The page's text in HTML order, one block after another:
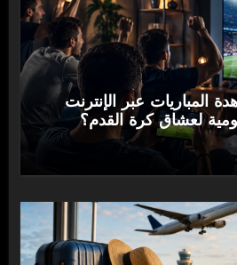
المباريات عبر الإنترنت
لعشاق كرة القدم؟